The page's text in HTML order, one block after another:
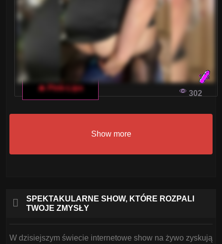
🔥 Pink-Lips
302
Show more
SPEKTAKULARNE SHOW, KTÓRE ROZPALI
TWOJE ZMYSŁY
W dzisiejszym świecie internetowe show na żywo zyskują